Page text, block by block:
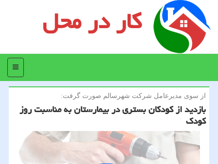
کار در محل
منو
از سوی مدیرعامل شركت شهرسالم صورت گرفت:
بازدید از كودكان بستری در بیمارستان به مناسبت روز
كودك